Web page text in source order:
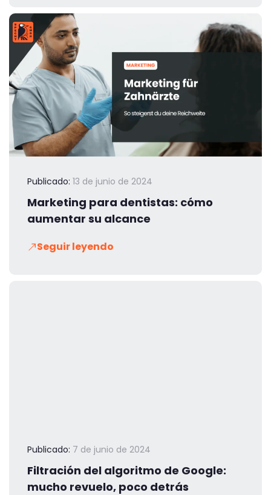
Publicado: 13 de junio de 2024
Marketing para dentistas: cómo
aumentar su alcance
Seguir leyendo
Publicado: 7 de junio de 2024
Filtración del algoritmo de Google:
mucho revuelo, poco detrás